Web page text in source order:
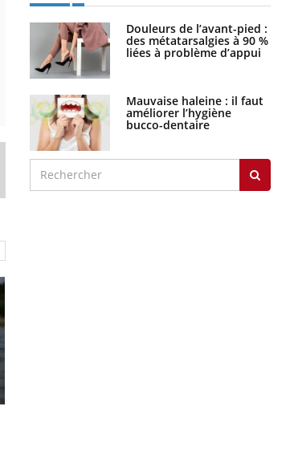
Douleurs de l’avant-pied :
des métatarsalgies à 90 %
liées à problème d’appui
Mauvaise haleine : il faut
améliorer l’hygiène
bucco-dentaire